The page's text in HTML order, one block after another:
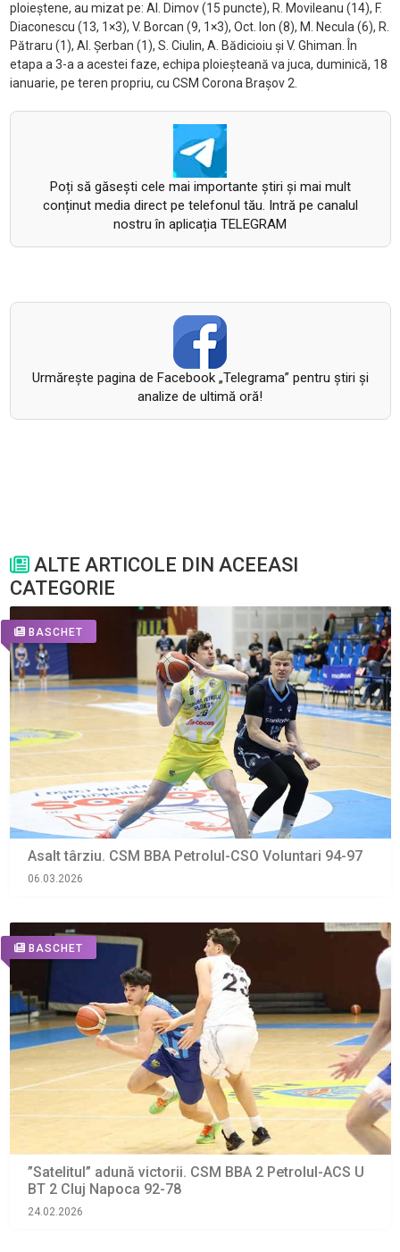
ploieștene, au mizat pe: Al. Dimov (15 puncte), R. Movileanu (14), F.
Diaconescu (13, 1×3), V. Borcan (9, 1×3), Oct. Ion (8), M. Necula (6), R.
Pătraru (1), Al. Şerban (1), S. Ciulin, A. Bădicioiu şi V. Ghiman. În
etapa a 3-a a acestei faze, echipa ploieșteană va juca, duminică, 18
ianuarie, pe teren propriu, cu CSM Corona Braşov 2.
Poți să găsești cele mai importante știri și mai mult
conținut media direct pe telefonul tău. Intră pe canalul
nostru în aplicația TELEGRAM
Urmăreşte pagina de Facebook „Telegrama” pentru ştiri şi
analize de ultimă oră!
ALTE ARTICOLE DIN ACEEASI
CATEGORIE
BASCHET
Asalt târziu. CSM BBA Petrolul-CSO Voluntari 94-97
06.03.2026
BASCHET
”Satelitul” adună victorii. CSM BBA 2 Petrolul-ACS U
BT 2 Cluj Napoca 92-78
24.02.2026